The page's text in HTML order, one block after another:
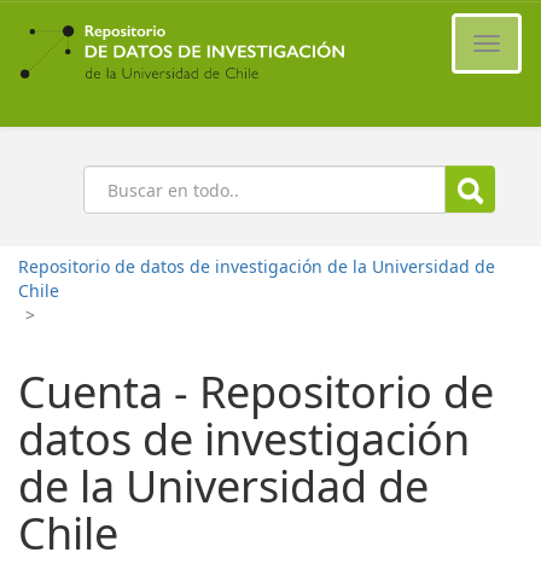
Ir
contenido
principal
Buscar
Repositorio de datos de investigación de la Universidad de
Chile
>
Cuenta - Repositorio de
datos de investigación
de la Universidad de
Chile